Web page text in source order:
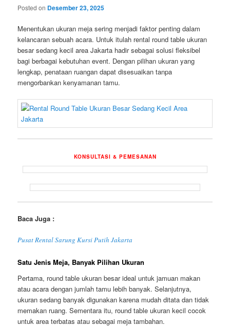
Posted on Desember 23, 2025
Menentukan ukuran meja sering menjadi faktor penting dalam
kelancaran sebuah acara. Untuk itulah rental round table ukuran
besar sedang kecil area Jakarta hadir sebagai solusi fleksibel
bagi berbagai kebutuhan event. Dengan pilihan ukuran yang
lengkap, penataan ruangan dapat disesuaikan tanpa
mengorbankan kenyamanan tamu.
KONSULTASI & PEMESANAN
Baca Juga :
Pusat Rental Sarung Kursi Putih Jakarta
Satu Jenis Meja, Banyak Pilihan Ukuran
Pertama, round table ukuran besar ideal untuk jamuan makan
atau acara dengan jumlah tamu lebih banyak. Selanjutnya,
ukuran sedang banyak digunakan karena mudah ditata dan tidak
memakan ruang. Sementara itu, round table ukuran kecil cocok
untuk area terbatas atau sebagai meja tambahan.